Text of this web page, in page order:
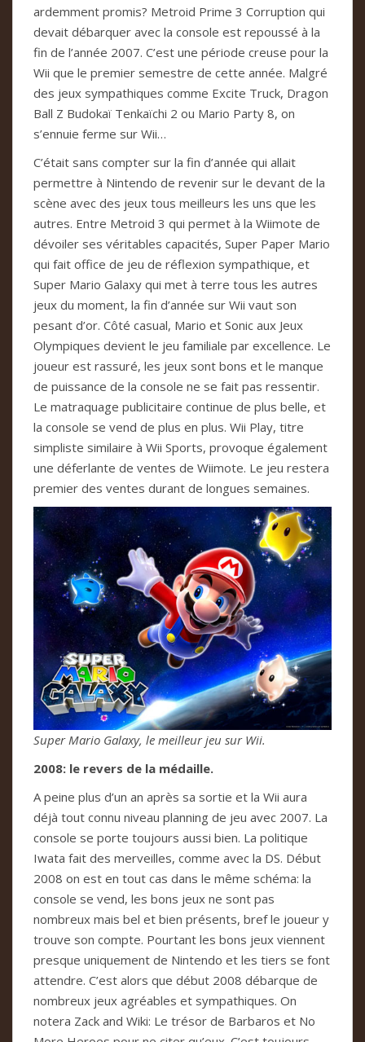
ardemment promis? Metroid Prime 3 Corruption qui
devait débarquer avec la console est repoussé à la
fin de l’année 2007. C’est une période creuse pour la
Wii que le premier semestre de cette année. Malgré
des jeux sympathiques comme Excite Truck, Dragon
Ball Z Budokaï Tenkaïchi 2 ou Mario Party 8, on
s’ennuie ferme sur Wii…
C’était sans compter sur la fin d’année qui allait
permettre à Nintendo de revenir sur le devant de la
scène avec des jeux tous meilleurs les uns que les
autres. Entre Metroid 3 qui permet à la Wiimote de
dévoiler ses véritables capacités, Super Paper Mario
qui fait office de jeu de réflexion sympathique, et
Super Mario Galaxy qui met à terre tous les autres
jeux du moment, la fin d’année sur Wii vaut son
pesant d’or. Côté casual, Mario et Sonic aux Jeux
Olympiques devient le jeu familiale par excellence. Le
joueur est rassuré, les jeux sont bons et le manque
de puissance de la console ne se fait pas ressentir.
Le matraquage publicitaire continue de plus belle, et
la console se vend de plus en plus. Wii Play, titre
simpliste similaire à Wii Sports, provoque également
une déferlante de ventes de Wiimote. Le jeu restera
premier des ventes durant de longues semaines.
Super Mario Galaxy, le meilleur jeu sur Wii.
2008: le revers de la médaille.
A peine plus d’un an après sa sortie et la Wii aura
déjà tout connu niveau planning de jeu avec 2007. La
console se porte toujours aussi bien. La politique
Iwata fait des merveilles, comme avec la DS. Début
2008 on est en tout cas dans le même schéma: la
console se vend, les bons jeux ne sont pas
nombreux mais bel et bien présents, bref le joueur y
trouve son compte. Pourtant les bons jeux viennent
presque uniquement de Nintendo et les tiers se font
attendre. C’est alors que début 2008 débarque de
nombreux jeux agréables et sympathiques. On
notera Zack and Wiki: Le trésor de Barbaros et No